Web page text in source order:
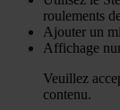
roulements
Ajouter un
Affichage
Veuillez
contenu.